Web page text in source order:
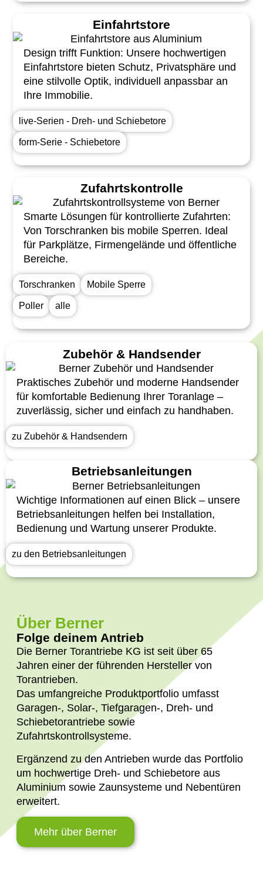
Einfahrtstore
Design trifft Funktion: Unsere hochwertigen
Einfahrtstore bieten Schutz, Privatsphäre und
eine stilvolle Optik, individuell anpassbar an
Ihre Immobilie.
live-Serien - Dreh- und Schiebetore
form-Serie - Schiebetore
Zufahrtskontrolle
Smarte Lösungen für kontrollierte Zufahrten:
Von Torschranken bis mobile Sperren. Ideal
für Parkplätze, Firmengelände und öffentliche
Bereiche.
Torschranken Mobile Sperre
Poller alle
Zubehör & Handsender
Praktisches Zubehör und moderne Handsender
für komfortable Bedienung Ihrer Toranlage –
zuverlässig, sicher und einfach zu handhaben.
zu Zubehör & Handsendern
Betriebsanleitungen
Wichtige Informationen auf einen Blick – unsere
Betriebsanleitungen helfen bei Installation,
Bedienung und Wartung unserer Produkte.
zu den Betriebsanleitungen
Über Berner
Folge deinem Antrieb
Die Berner Torantriebe KG ist seit über 65
Jahren einer der führenden Hersteller von
Torantrieben.
Das umfangreiche Produktportfolio umfasst
Garagen-, Solar-, Tiefgaragen-, Dreh- und
Schiebetorantriebe sowie
Zufahrtskontrollsysteme.
Ergänzend zu den Antrieben wurde das Portfolio
um hochwertige Dreh- und Schiebetore aus
Aluminium sowie Zaunsysteme und Nebentüren
erweitert.
Mehr über Berner